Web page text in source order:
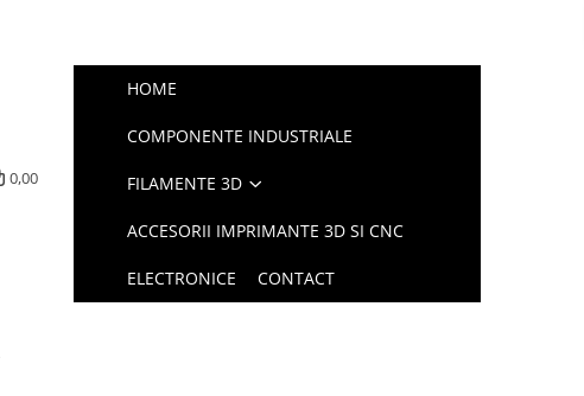
0,00
HOME
COMPONENTE INDUSTRIALE
FILAMENTE 3D
ACCESORII IMPRIMANTE 3D SI CNC
ELECTRONICE CONTACT